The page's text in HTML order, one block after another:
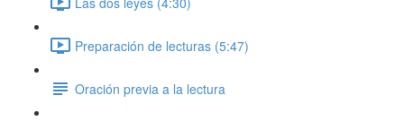
Preparación de lecturas (5:47)
Oración previa a la lectura